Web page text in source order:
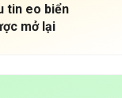
tin eo biển
mở lại